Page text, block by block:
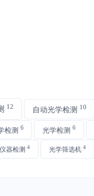
12 自动光学检测 10
检测 6 光学检测 6
器检测 4 光学筛选机 4